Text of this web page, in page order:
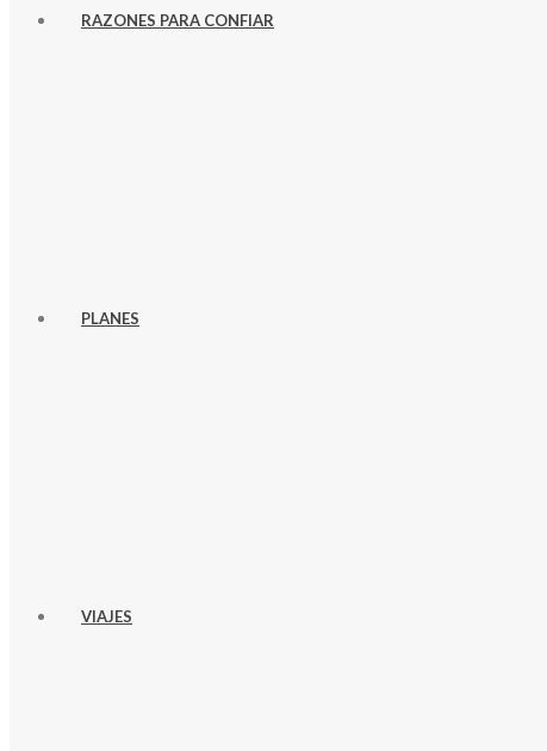
RAZONES PARA CONFIAR
PLANES
VIAJES